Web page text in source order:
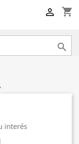
shopping_cart


interés